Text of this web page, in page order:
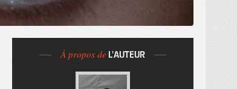
À propos de L'AUTEUR